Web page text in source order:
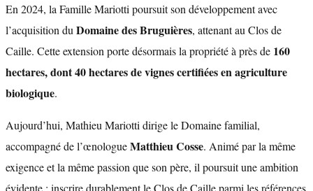
En 2024, la Famille Mariotti poursuit son développement avec
l’acquisition du Domaine des Bruguières, attenant au Clos de
Caille. Cette extension porte désormais la propriété à près de 160
hectares, dont 40 hectares de vignes certifiées en agriculture
biologique.
Aujourd’hui, Mathieu Mariotti dirige le Domaine familial,
accompagné de l’œnologueMatthieu Cosse. Animé par la même
exigence et la même passion que son père, il poursuit une ambition
évidente : inscrire durablement le Clos de Caille parmi les références